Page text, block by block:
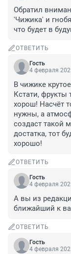
Обратил
'Чижика' и
что будет в
ОТВЕТИТЬ
Гость
4 февраля
В чижике
Кстати, фрукты
хорош! Насчёт
нужны, а
создаст такой
достатка, тот
хорошо!
ОТВЕТИТЬ
Гость
4 февраля
А вы из
ближайший к
ОТВЕТИТЬ
Гость
4 февраля